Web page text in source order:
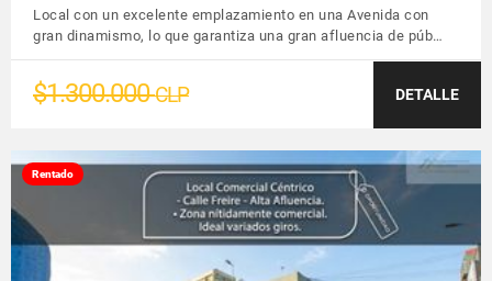
Local con un excelente emplazamiento en una Avenida con
gran dinamismo, lo que garantiza una gran afluencia de púb…
$1.300.000CLP DETALLE
Rentado